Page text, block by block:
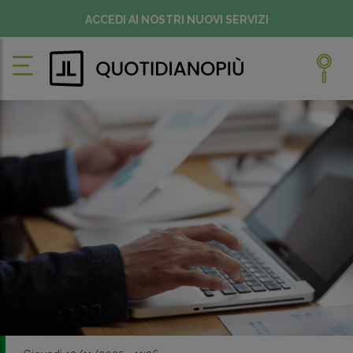
ACCEDI AI NOSTRI NUOVI SERVIZI